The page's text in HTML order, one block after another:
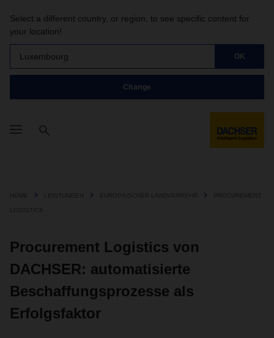
Select a different country, or region, to see specific content for
your location!
Luxembourg OK
Change
HOME LEISTUNGEN EUROPÄISCHER LANDVERKEHR PROCUREMENT
LOGISTICS
Procurement Logistics von
DACHSER: automatisierte
Beschaffungsprozesse als
Erfolgsfaktor